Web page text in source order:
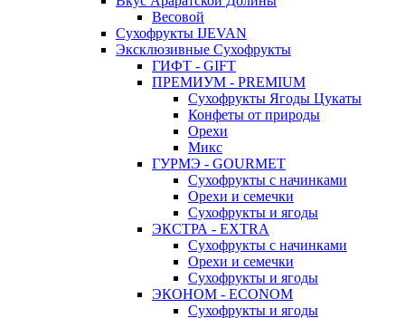
Весовой
Сухофрукты IJEVAN
Эксклюзивные Сухофрукты
ГИФТ - GIFT
ПРЕМИУМ - PREMIUM
Сухофрукты Ягоды Цукаты
Конфеты от природы
Орехи
Микс
ГУРМЭ - GOURMET
Сухофрукты с начинками
Орехи и семечки
Сухофрукты и ягоды
ЭКСТРА - EXTRA
Сухофрукты с начинками
Орехи и семечки
Сухофрукты и ягоды
ЭКОНОМ - ECONOM
Сухофрукты и ягоды